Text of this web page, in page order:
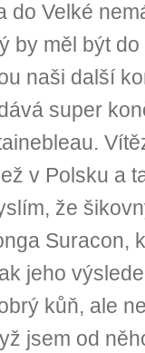
do Velké
by měl být
naši další
super
v Polsku a
že
Suracon,
jeho
kůň, ale
jsem od